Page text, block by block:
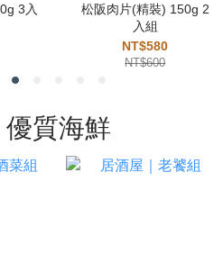
3入
松阪肉片(精裝) 150g 2
入組
NT$580
NT$600
優質海鮮